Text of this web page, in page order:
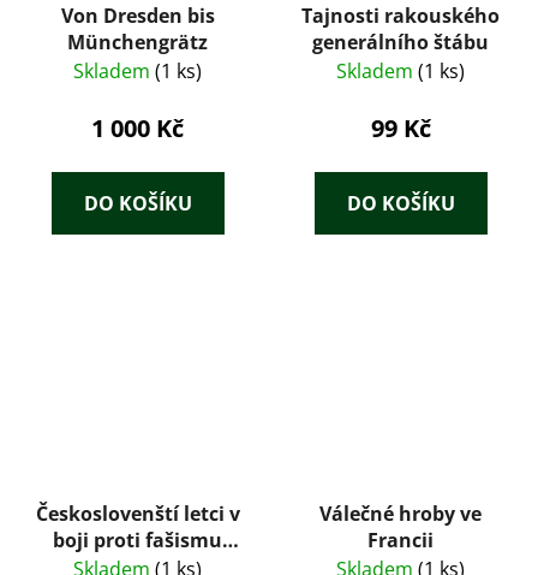
Von Dresden bis
Münchengrätz
Skladem (1 ks)
1 000 Kč
DO KOŠÍKU
Tajnosti rakouského
generálního štábu
Skladem (1 ks)
99 Kč
DO KOŠÍKU
Českoslovenští letci v
boji proti fašismu
(1987) – Zdeněk
Skladem (1 ks)
Válečné hroby ve
Francii
Skladem (1 ks)